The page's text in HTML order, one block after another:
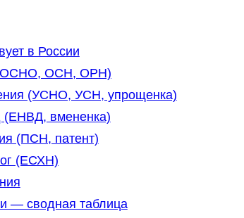
в России
(ОСНО, ОСН, ОРН)
(УСНО, УСН, упрощенка)
вмененка)
(ПСН, патент)
(ЕСХН)
— сводная таблица